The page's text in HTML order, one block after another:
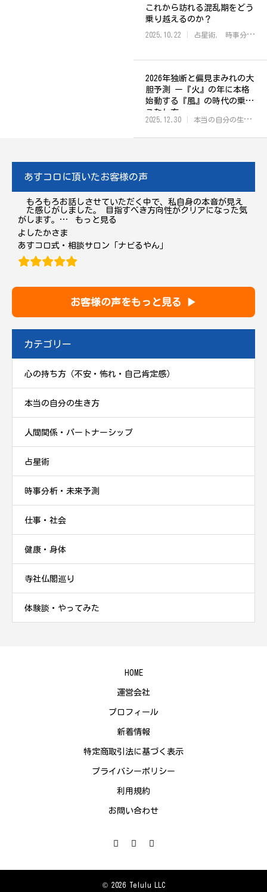
これから訪れる混乱期をどう
乗り越えるのか？
2025.10.22 占星術 時事分析・未来予測
2026年独断と偏見まみれの大
胆予測 ー『火』の年に本格
始動する『風』の時代の乗り
こなし方
2025.12.30 本当の自分の生き方
あすコロに頂いたお客様の声
もろもろお話しさせていただく中で、私自身の本音が見え
た感じがしました。 目指すべき方向性がクリアになった気
がします。 … もっと見る
よしたかさま
あすコロ式・相談サロン「ナビるやん」
お客様の声をもっと見る ▶
カテゴリー
心の持ち方（不安・怖れ・自己肯定感）
本当の自分の生き方
人間関係・パートナーシップ
占星術
時事分析・未来予測
仕事・社会
健康・身体
寺社仏閣巡り
体験談・やってみた
HOME
運営会社
プロフィール
新着情報
特定商取引法に基づく表示
プライバシーポリシー
利用規約
お問い合わせ
© 2026 Telulu LLC